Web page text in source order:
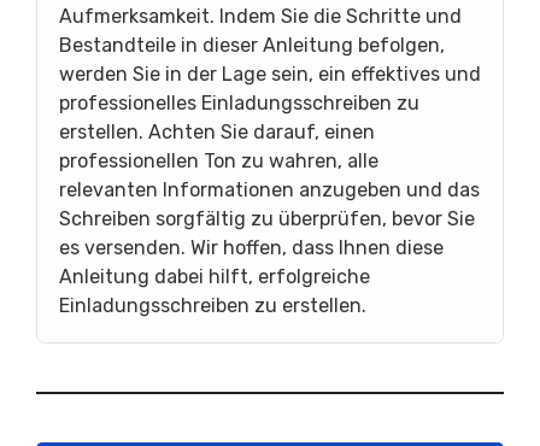
Aufmerksamkeit. Indem Sie die Schritte und
Bestandteile in dieser Anleitung befolgen,
werden Sie in der Lage sein, ein effektives und
professionelles Einladungsschreiben zu
erstellen. Achten Sie darauf, einen
professionellen Ton zu wahren, alle
relevanten Informationen anzugeben und das
Schreiben sorgfältig zu überprüfen, bevor Sie
es versenden. Wir hoffen, dass Ihnen diese
Anleitung dabei hilft, erfolgreiche
Einladungsschreiben zu erstellen.